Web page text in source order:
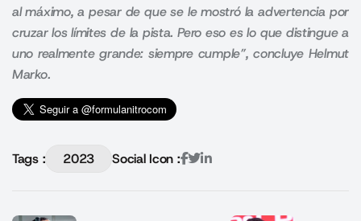
al máximo, a pesar de que se le mostró la advertencia por
cruzar los límites de la pista. Pero eso es lo que distingue a
uno realmente grande: siempre cumple”, concluye Helmut
Marko.
Tags : 2023 Social Icon :